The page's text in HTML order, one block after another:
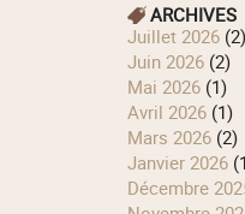
ARCHIVES
juillet 2026(2)
juin 2026(2)
mai 2026(1)
avril 2026(1)
mars 2026(2)
janvier 2026
décembre